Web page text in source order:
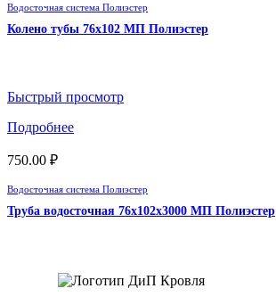
Водосточная система Полиэстер
Колено тубы 76х102 МП Полиэстер
Быстрый просмотр
Подробнее
750.00 ₽
Водосточная система Полиэстер
Труба водосточная 76х102х3000 МП Полиэстер